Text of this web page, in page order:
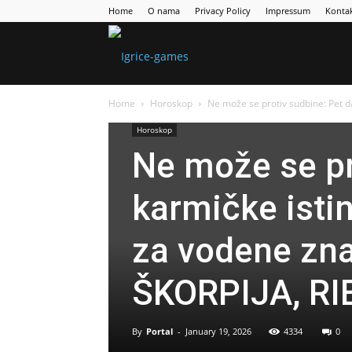
Home O nama Privacy Policy Impressum
Home Horoskop Ne može se protiv sudbine: Pet
Horoskop
Ne može se
karmičke
za vodene
ŠKORPIJA,
By Portal - January 19, 2026 4334 0